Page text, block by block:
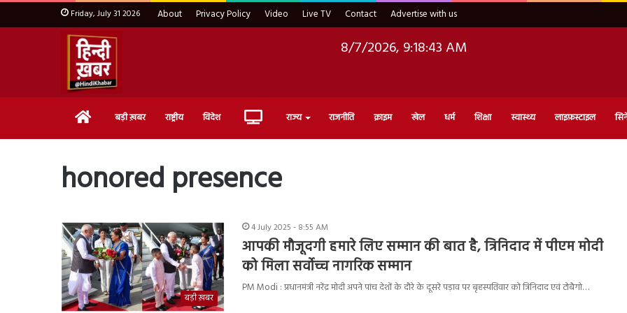
Friday, July 31 2026 About Privacy Policy Video Live TV Contact Advertise with us
8/7/2026, 9:18:44 AM
Home बड़ी ख़बर राष्ट्रीय विदेश Live राज्य राजनीति क्राइम खेल धर्म शिक्षा स्वास्थ्य लाइफ़स्टाइल
honored presence
बड़ी ख़बर
4 July 2025 - 8:55 AM
आपकी मौजूदगी हमारे लिए सम्मान की बात है, त्रिनिदाद में पीएम मोदी
को मिला सर्वोच्च नागरिक सम्मान
PM Modi : प्रधानमंत्री नरेंद्र मोदी अपने पांच देशों के दौरे के दूसरे पड़ाव पर बृहस्पतिवार को त्रिनिदाद एवं टोबैगो…